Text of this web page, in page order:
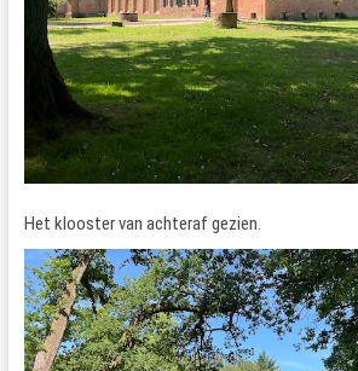
Het klooster van achteraf gezien.